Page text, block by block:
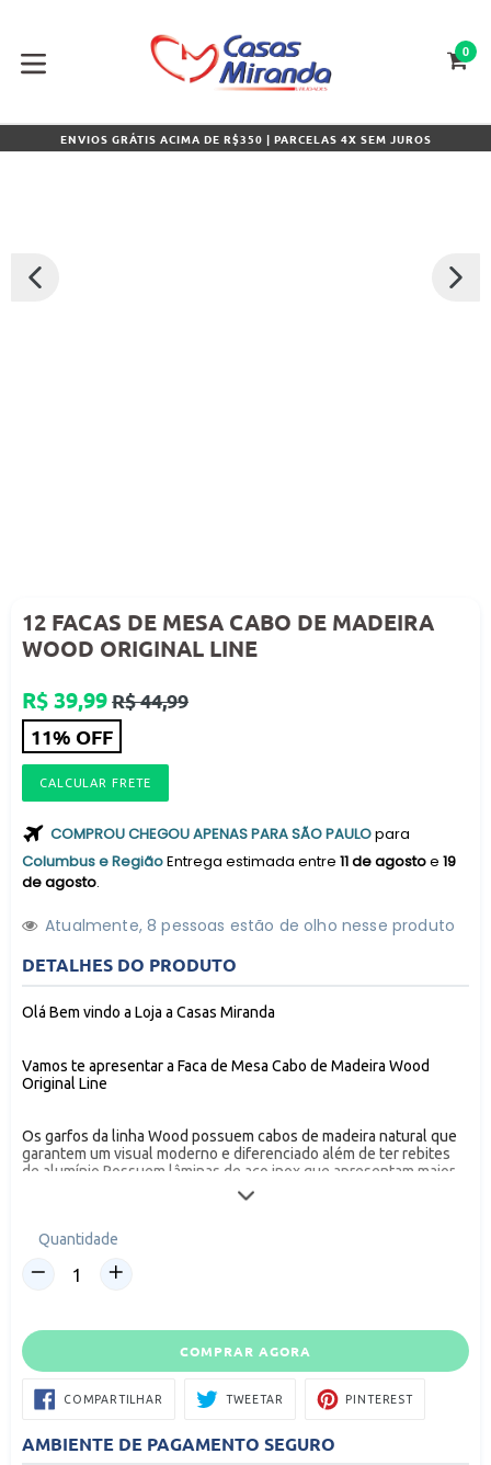
conteúdo
0
ENVIOS GRÁTIS ACIMA DE R$350 | PARCELAS 4X SEM JUROS
12 FACAS DE MESA CABO DE MADEIRA
WOOD ORIGINAL LINE
Preço
normal
R$ 39,99R$ 44,99
11% OFF
CALCULAR FRETE
COMPROU CHEGOU APENAS PARA SÃO PAULOpara
Columbus e RegiãoEntrega estimada entre 11 de agostoe 19
de agosto.
Atualmente,8 pessoas estão de olho nesse produto
DETALHES DO PRODUTO
Olá Bem vindo a Loja a Casas Miranda
Vamos te apresentar a Faca de Mesa Cabo de Madeira Wood
Original Line
Os garfos da linha Wood possuem cabos de madeira natural que
garantem um visual moderno e diferenciado além de ter rebites
de alumínio Possuem lâminas de aço inox que apresentam maior
durabilidade e resistência Um linha especial pensado
Para manter seus talheres sempre brilhando lave com esponja
macia sabão ou detergente neutro Produtos abrasivos como
palha de aço podem riscar e prejudicar o brilho
Recomenda se o uso de água quente para melhorar o brilho
Quantidade
COMPRAR AGORA
COMPARTILHAR COMPARTILHAR
NO
TWEETAR TWEETAR PINTERESTPIN
AMBIENTE DE PAGAMENTO SEGURO